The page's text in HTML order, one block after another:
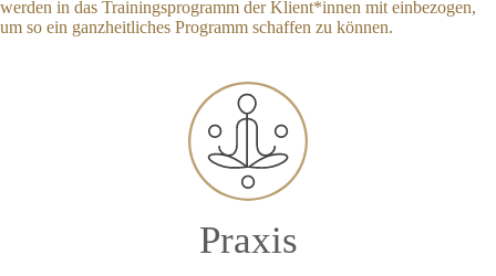
werden in das Trainingsprogramm der Klient*innen mit einbezogen,
um so ein ganzheitliches Programm schaffen zu können.
Praxis